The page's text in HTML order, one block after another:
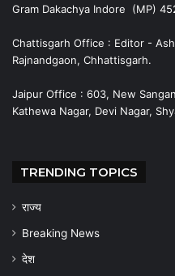
Gram Dakachya Indore (MP)
Chattisgarh Office : Editor -
Rajnandgaon, Chhattisgarh.
Jaipur Office : 603, New
Kathewa Nagar, Devi Nagar,
TRENDING TOPICS
राज्य
Breaking News
देश